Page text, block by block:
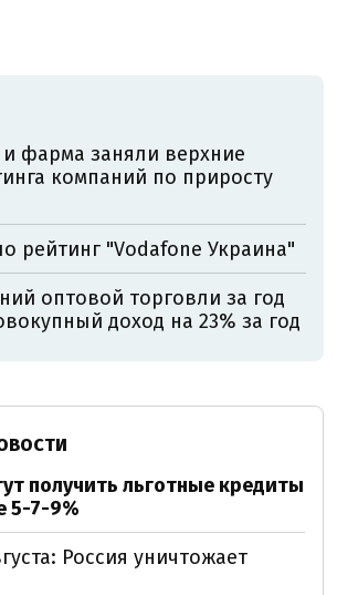
и фарма заняли верхние
компаний по приросту
рейтинг "Vodafone Украина"
оптовой торговли за год
доход на 23% за год
получить льготные кредиты
5-7-9%
Россия уничтожает